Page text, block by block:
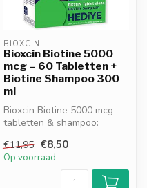
BIOXCIN
Bioxcin Biotine 5000
mcg – 60 Tabletten +
Biotine Shampoo 300
ml
Bioxcin Biotine 5000 mcg
tabletten & shampoo:
haarverzorgingsset. Onder...
€11,95 €8,50
Op voorraad